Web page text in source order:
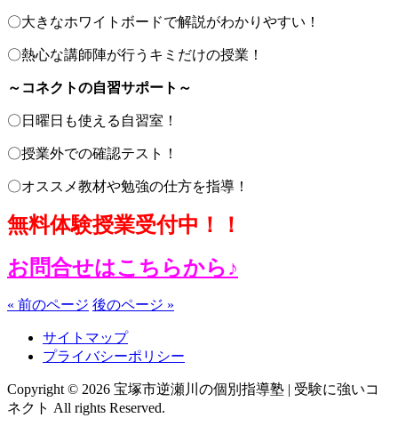
〇大きなホワイトボードで解説がわかりやすい！
〇熱心な講師陣が行うキミだけの授業！
～コネクトの自習サポート～
〇日曜日も使える自習室！
〇授業外での確認テスト！
〇オススメ教材や勉強の仕方を指導！
無料体験授業受付中！！
お問合せはこちらから♪
« 前のページ 後のページ »
サイトマップ
プライバシーポリシー
Copyright © 2026 宝塚市逆瀬川の個別指導塾 | 受験に強いコ
ネクト All rights Reserved.